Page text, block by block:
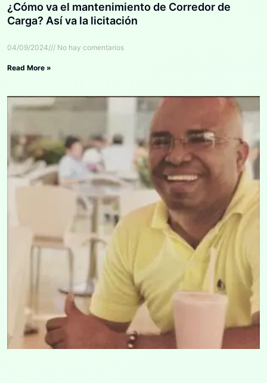
¿Cómo va el mantenimiento de Corredor de
Carga? Así va la licitación
04/09/2024 No hay comentarios
Read More »